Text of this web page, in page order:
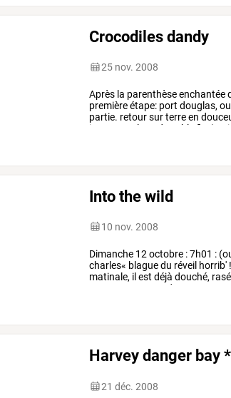
Crocodiles dandy
25 nov. 2008
Après la parenthèseenchantée
premièreétape: port douglas, ou
partie. retoursurterreen
immense
plage de sable fin (mais
Into the wild
10 nov. 2008
Dimanche 12 octobre :7h01 :
charles« blaguedu réveil horrib'
matinale, il est déjà douché, rasé
camarades
Harvey danger bay *
21 déc. 2008